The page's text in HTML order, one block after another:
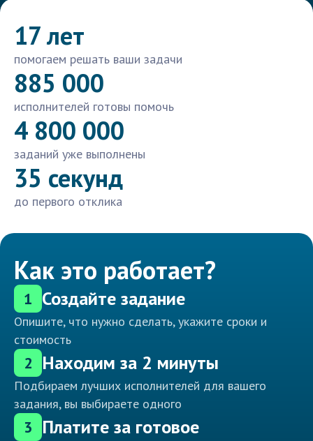
17 лет
помогаем решать ваши задачи
885 000
исполнителей готовы помочь
4 800 000
заданий уже выполнены
35 секунд
до первого отклика
Как это работает?
1 Создайте задание
Опишите, что нужно сделать, укажите сроки и
стоимость
2 Находим за 2 минуты
Подбираем лучших исполнителей для вашего
задания, вы выбираете одного
3 Платите за готовое